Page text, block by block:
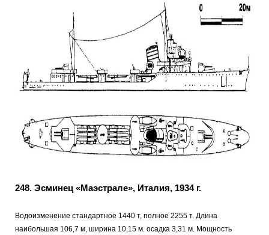
248. Эсминец «Маэстрале», Италия, 1934 г.
Водоизменение стандартное 1440 т, полное 2255 т. Длина
наибольшая 106,7 м, ширина 10,15 м. осадка 3,31 м. Мощность